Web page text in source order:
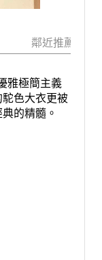
鄰近推薦景點
雅極簡主義
色大衣更被
的精髓。